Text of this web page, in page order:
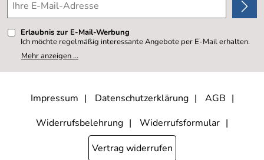
Erlaubnis zur E-Mail-Werbung
Ich möchte regelmäßig interessante Angebote per E-Mail erhalten.
Meine E-Mail-Adresse wird nicht an andere Unternehmen
weitergegeben. Zu statistischen Zwecken wird in anonymer Form
kann ich jederzeit mit Wirkung für die Zukunft widerrufen, indem ich
den Link "Abmelden" am Ende des Newsletters anklicke oder die
Datenschutzerklärung habe ich zur Kenntnis genommen.
Mehr anzeigen ...
Impressum Datenschutzerklärung
AGB
Widerrufsbelehrung
Widerrufsformular
Vertrag widerrufen